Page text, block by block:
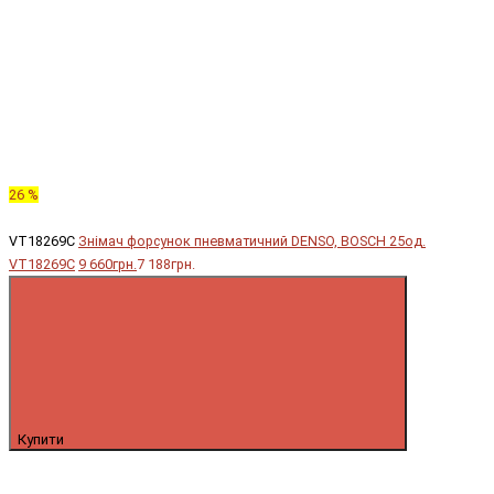
26 %
VT18269C Знімач форсунок пневматичний DENSO, BOSCH 25од.
VT18269C 9 660грн. 7 188грн.
Купити